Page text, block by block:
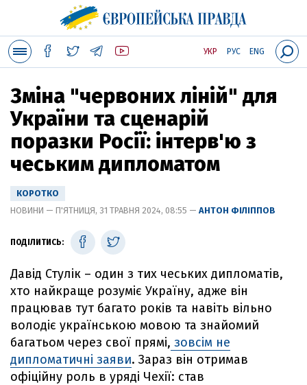
УКР РУС ENG
Зміна "червоних ліній" для
України та сценарій
поразки Росії: інтерв'ю з
чеським дипломатом
КОРОТКО
НОВИНИ — П'ЯТНИЦЯ, 31 ТРАВНЯ 2024, 08:55 — АНТОН ФІЛІППОВ
ПОДІЛИТИСЬ:
Давід Стулік – один з тих чеських дипломатів,
хто найкраще розуміє Україну, адже він
працював тут багато років та навіть вільно
володіє українською мовою та знайомий
багатьом через свої прямі, зовсім не
дипломатичні заяви. Зараз він отримав
офіційну роль в уряді Чехії: став